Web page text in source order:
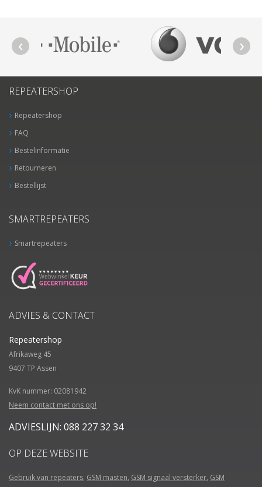
REPEATERSHOP
Repeatershop
FAQ
Bestelinformatie
Retourneren
Bestellijst
SMARTREPEATERS
Smartrepeaters
ADVIES & CONTACT
Repeatershop
Afrikaweg 45
9407 TP Assen
KvK nummer: 02081942
Neem contact met ons op!
ADVIESLIJN: 088 227 32 34
OP DEZE WEBSITE
Gebruik van repeaters, GSM masten, GSM signaal versterker, GSM